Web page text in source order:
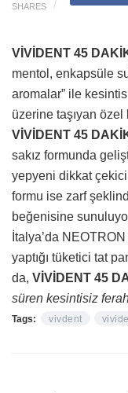
SHARES
VİVİDENT 45
mentol, enkapsüle
aromalar” ile
üzerine taşıyan özel
VİVİDENT 45
sakız formunda
yepyeni dikkat
formu ise zarf
beğenisine
İtalya’da
yaptığı tüketici tat
da, VİVİDENT 45
süren kesintisiz
Tags: vivdent